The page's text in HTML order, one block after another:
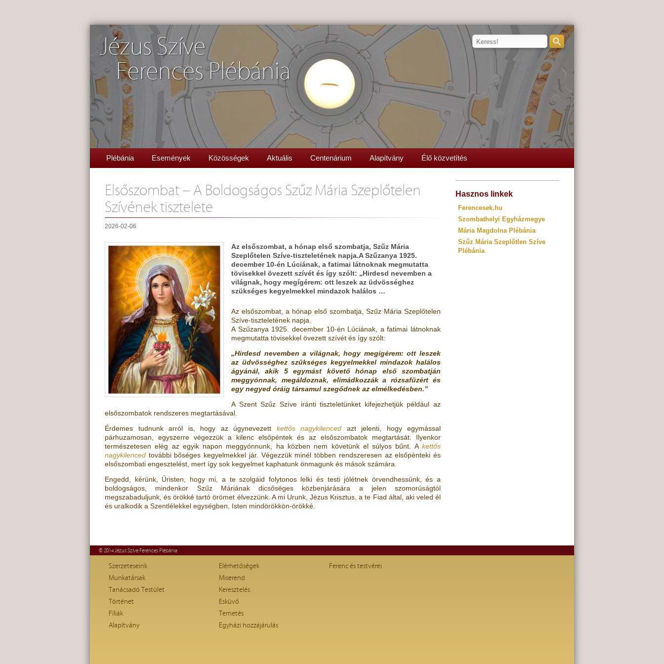
Jézus Szíve
Ferences Plébánia
Plébánia Események Közösségek Aktuális Centenárium Alapítvány Élő közvetítés
Elsőszombat – A Boldogságos Szűz Mária Szeplőtelen
Szívének tisztelete
2026-02-06
Az elsőszombat, a hónap első szombatja, Szűz Mária
Szeplőtelen Szíve-tiszteletének napja.A Szűzanya 1925.
december 10-én Lúciának, a fatimai látnoknak megmutatta
tövisekkel övezett szívét és így szólt: „Hirdesd nevemben a
világnak, hogy megígérem: ott leszek az üdvösséghez
szükséges kegyelmekkel mindazok halálos …
Az elsőszombat, a hónap első szombatja, Szűz Mária Szeplőtelen
Szíve-tiszteletének napja.
A Szűzanya 1925. december 10-én Lúciának, a fatimai látnoknak
megmutatta tövisekkel övezett szívét és így szólt:
„Hirdesd nevemben a világnak, hogy megígérem: ott leszek
az üdvösséghez szükséges kegyelmekkel mindazok halálos
ágyánál, akik 5 egymást követő hónap első szombatján
meggyónnak, megáldoznak, elimádkozzák a rózsafüzért és
egy negyed óráig társamul szegődnek az elmélkedésben.”
A Szent Szűz Szíve iránti tiszteletünket kifejezhetjük például az
elsőszombatok rendszeres megtartásával.
Érdemes tudnunk arról is, hogy az úgynevezett kettős nagykilenced azt jelenti, hogy egymással
párhuzamosan, egyszerre végezzük a kilenc elsőpéntek és az elsőszombatok megtartását. Ilyenkor
természetesen elég az egyik napon meggyónnunk, ha közben nem követünk el súlyos bűnt. A kettős
nagykilenced további bőséges kegyelmekkel jár. Végezzük minél többen rendszeresen az elsőpénteki és
elsőszombati engesztelést, mert így sok kegyelmet kaphatunk önmagunk és mások számára.
Engedd, kérünk, Úristen, hogy mi, a te szolgáid folytonos lelki és testi jólétnek örvendhessünk, és a
boldogságos, mindenkor Szűz Máriának dicsőséges közbenjárására a jelen szomorúságtól
megszabaduljunk, és örökké tartó örömet élvezzünk. A mi Urunk, Jézus Krisztus, a te Fiad által, aki veled él
és uralkodik a Szentlélekkel egységben, Isten mindörökkön-örökké.
Hasznos linkek
Ferencesek.hu
Szombathelyi Egyházmegye
Mária Magdolna Plébánia
Szűz Mária Szeplőtlen Szíve
Plébánia
© 2014 Jézus Szíve Ferences Plébánia
Szerzeteseink
Munkatársak
Tanácsadó Testület
Történet
Fíliák
Alapítvány
Elérhetőségek
Miserend
Keresztelés
Esküvő
Temetés
Egyházi hozzájárulás
Ferenc és testvérei